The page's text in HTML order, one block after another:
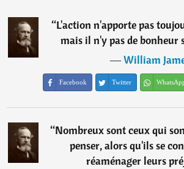
“L'action n'apporte pas
mais il n'y pas de bonheur
―William
Facebook Twitter
“Nombreux sont ceux qui
penser, alors qu'ils se
réaménager leurs